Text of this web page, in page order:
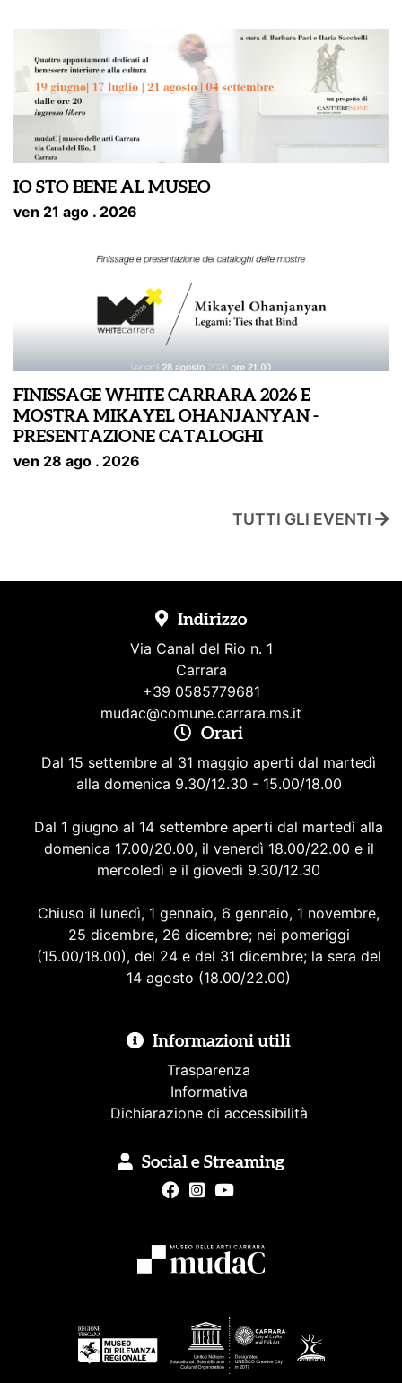
IO STO BENE AL MUSEO
ven 21 ago . 2026
FINISSAGE WHITE CARRARA 2026 E
MOSTRA MIKAYEL OHANJANYAN -
PRESENTAZIONE CATALOGHI
ven 28 ago . 2026
TUTTI GLI EVENTI
Indirizzo
Via Canal del Rio n. 1
Carrara
+39 0585779681
mudac@comune.carrara.ms.it
Orari
Dal 15 settembre al 31 maggio aperti dal martedì
alla domenica 9.30/12.30 - 15.00/18.00
Dal 1 giugno al 14 settembre aperti dal martedì alla
domenica 17.00/20.00, il venerdì 18.00/22.00 e il
mercoledì e il giovedì 9.30/12.30
Chiuso il lunedì, 1 gennaio, 6 gennaio, 1 novembre,
25 dicembre, 26 dicembre; nei pomeriggi
(15.00/18.00), del 24 e del 31 dicembre; la sera del
14 agosto (18.00/22.00)
Informazioni utili
Trasparenza
Informativa
Dichiarazione di accessibilità
Social e Streaming